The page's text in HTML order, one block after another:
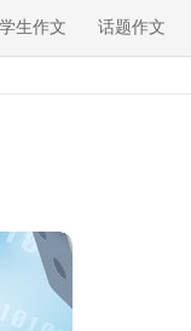
学生作文 话题作文